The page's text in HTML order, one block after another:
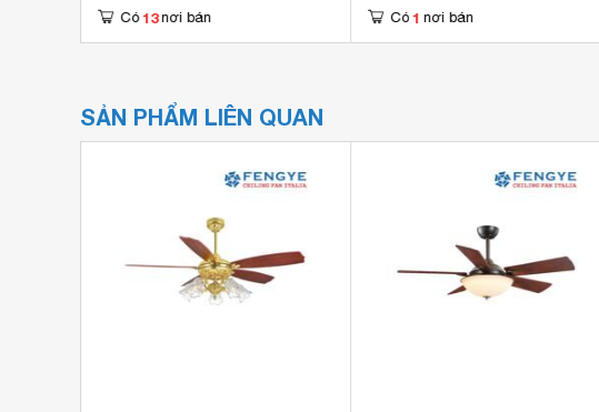
Có 13 nơi bán Có 1 nơi bán
SẢN PHẨM LIÊN QUAN